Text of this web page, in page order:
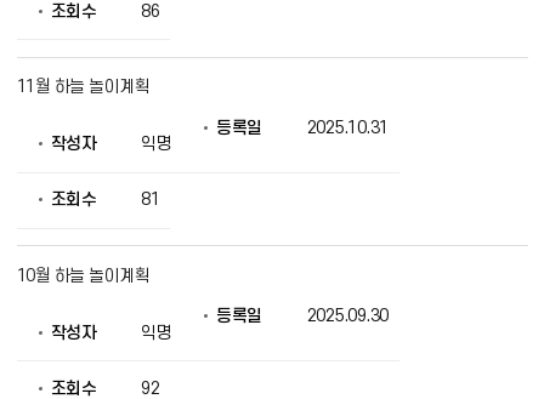
조회수 86
11월 하늘 놀이계획
작성자 익명
등록일 2025.10.31
조회수 81
10월 하늘 놀이계획
작성자 익명
등록일 2025.09.30
조회수 92